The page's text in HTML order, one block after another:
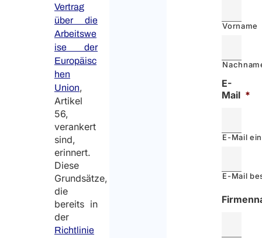
Vertrag
über die
Arbeitswe
ise der
Europäisc
hen
Union,
Artikel
56,
verankert
sind,
erinnert.
Diese
Grundsätze,
die
bereits in
der
Richtlinie
Vorname
E-
Mail *
E-Mail
E-Mail